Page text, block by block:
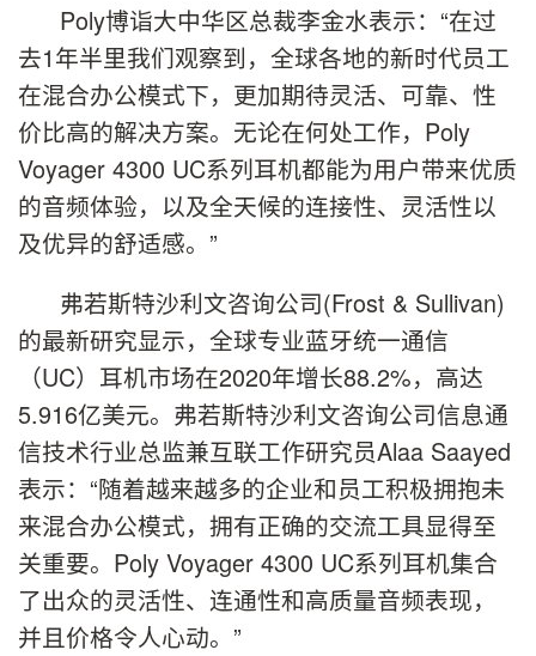
Poly博诣大中华区总裁李金水表示：“在过
去1年半里我们观察到，全球各地的新时代员工
在混合办公模式下，更加期待灵活、可靠、性
价比高的解决方案。无论在何处工作，Poly
Voyager 4300 UC系列耳机都能为用户带来优质
的音频体验，以及全天候的连接性、灵活性以
及优异的舒适感。”
弗若斯特沙利文咨询公司(Frost & Sullivan)
的最新研究显示，全球专业蓝牙统一通信
（UC）耳机市场在2020年增长88.2%，高达
5.916亿美元。弗若斯特沙利文咨询公司信息通
信技术行业总监兼互联工作研究员Alaa Saayed
表示：“随着越来越多的企业和员工积极拥抱未
来混合办公模式，拥有正确的交流工具显得至
关重要。Poly Voyager 4300 UC系列耳机集合
了出众的灵活性、连通性和高质量音频表现，
并且价格令人心动。”